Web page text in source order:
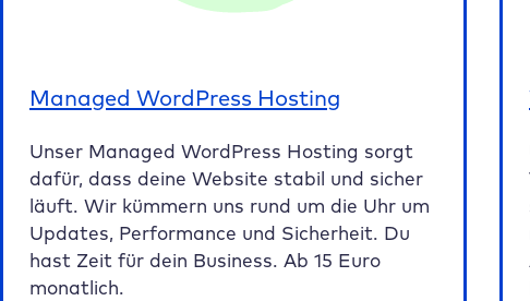
Managed WordPress Hosting
Unser Managed WordPress Hosting sorgt
dafür, dass deine Website stabil und sicher
läuft. Wir kümmern uns rund um die Uhr um
Updates, Performance und Sicherheit. Du
hast Zeit für dein Business. Ab 15 Euro
monatlich.